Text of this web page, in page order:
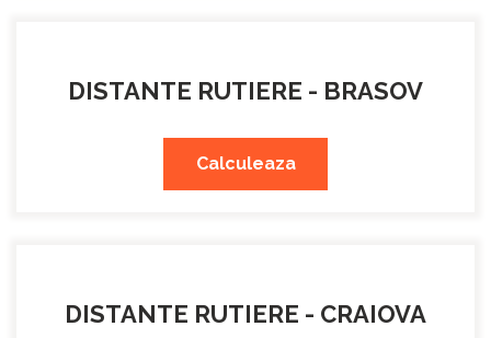
DISTANTE RUTIERE - BRASOV
Calculeaza
DISTANTE RUTIERE - CRAIOVA